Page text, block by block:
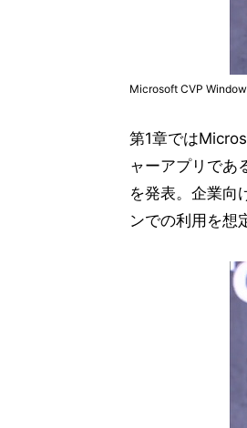
Microsoft CVP
第1章では
ャーアプリで
を発表。企業向
ンでの利用を想